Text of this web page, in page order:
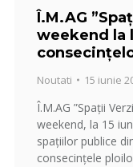
Î.M.AG
weekend la
Noutati 15 iunie
Î.M.AG ”Spații
weekend, la 15
spațiilor publice
consecințele